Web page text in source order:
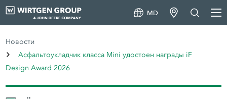
MD
Новости
Асфальтоукладчик класса Mini удостоен награды iF
Design Award 2026